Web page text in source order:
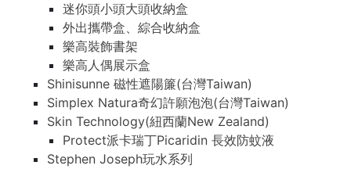
迷你頭小頭大頭收納盒
外出攜帶盒、綜合收納盒
樂高裝飾書架
樂高人偶展示盒
Shinisunne 磁性遮陽簾(台灣Taiwan)
Simplex Natura奇幻許願泡泡(台灣Taiwan)
Skin Technology(紐西蘭New Zealand)
Protect派卡瑞丁Picaridin 長效防蚊液
Stephen Joseph玩水系列